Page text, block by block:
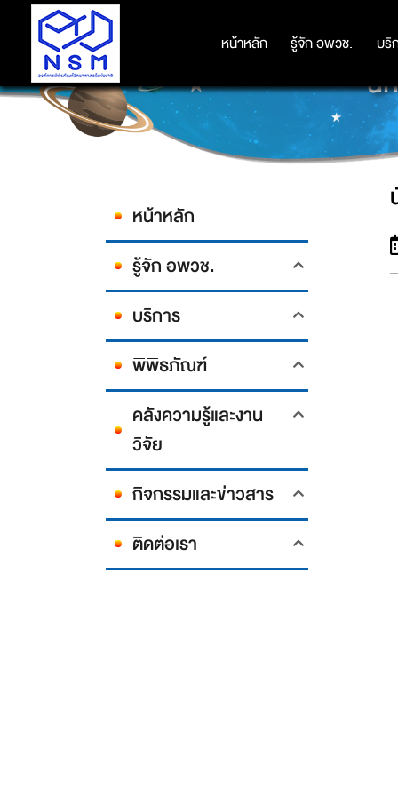
หน้าหลัก รู้จัก อพวช. บริ
หน้าหลัก รู้จัก อพวช. บริ
นั
หน้าหลัก
รู้จัก อพวช.
บริการ
พิพิธภัณฑ์
คลังความรู้และงาน
วิจัย
กิจกรรมและข่าวสาร
ติดต่อเรา